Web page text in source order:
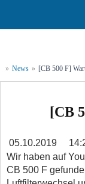
» News » [CB 500 F]
[CB
05.10.2019
Wir haben auf
CB 500 F